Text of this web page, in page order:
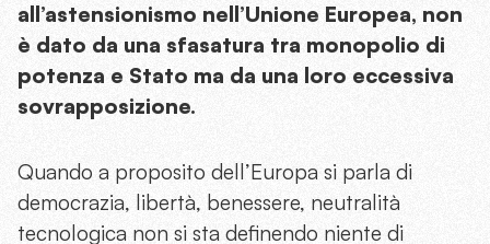
all’astensionismo nell’Unione Europea, non
è dato da una sfasatura tra monopolio di
potenza e Stato ma da una loro eccessiva
sovrapposizione.
Quando a proposito dell’Europa si parla di
democrazia, libertà, benessere, neutralità
tecnologica non si sta definendo niente di